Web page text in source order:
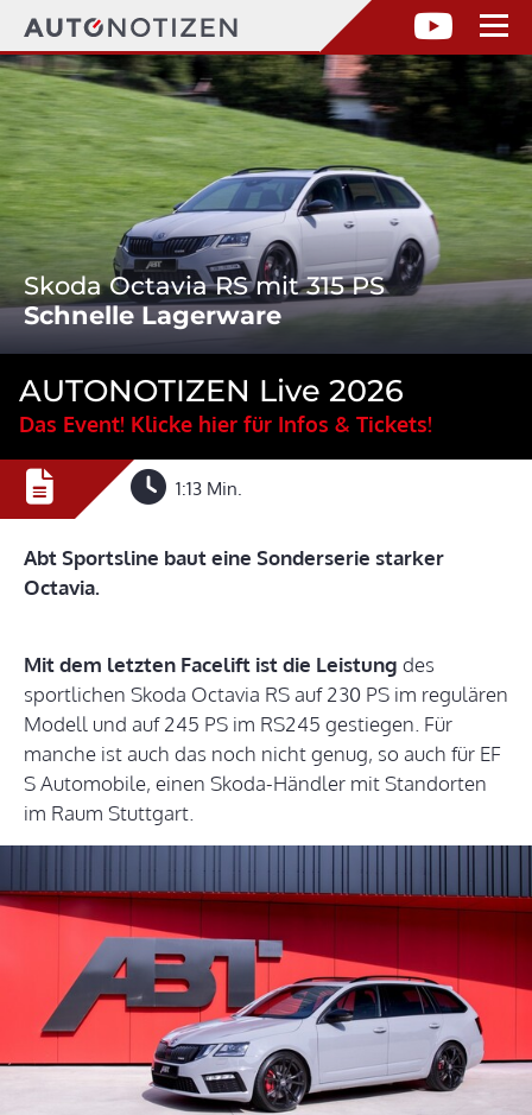
Skoda Octavia RS mit 315 PS
Schnelle Lagerware
AUTONOTIZEN Live 2026
Das Event! Klicke hier für Infos & Tickets!
1:13 Min.
Abt Sportsline baut eine Sonderserie starker
Octavia.
Mit dem letzten Facelift ist die Leistung des
sportlichen Skoda Octavia RS auf 230 PS im regulären
Modell und auf 245 PS im RS245 gestiegen. Für
manche ist auch das noch nicht genug, so auch für EF
S Automobile, einen Skoda-Händler mit Standorten
im Raum Stuttgart.